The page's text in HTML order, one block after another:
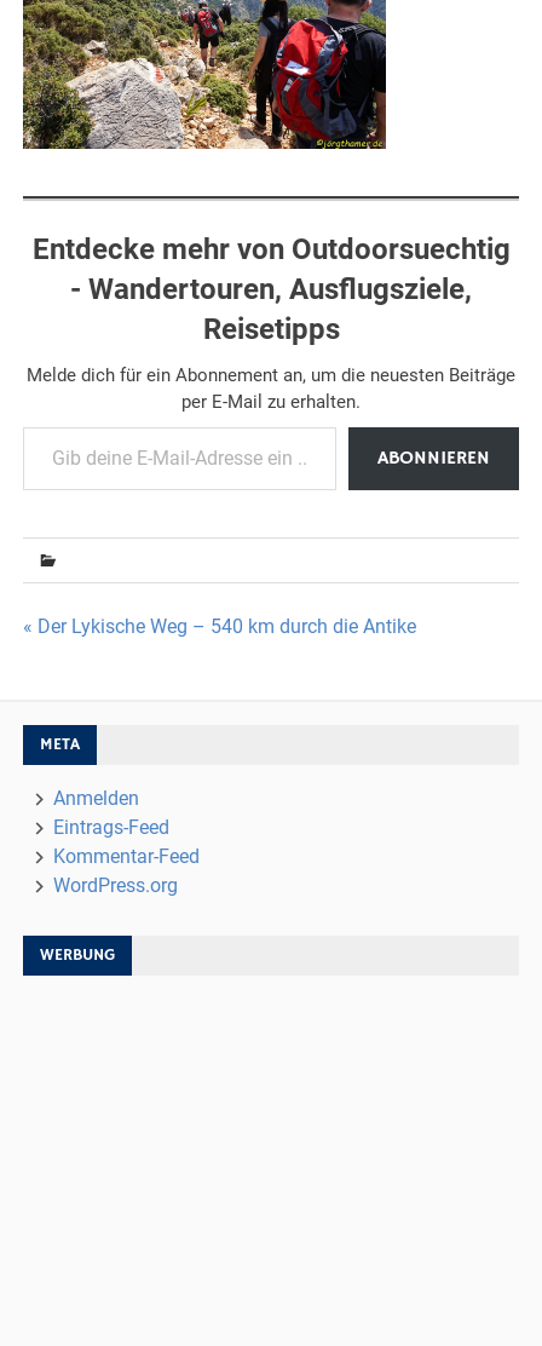
Entdecke mehr von Outdoorsuechtig
- Wandertouren, Ausflugsziele,
Reisetipps
Melde dich für ein Abonnement an, um die neuesten Beiträge
per E-Mail zu erhalten.
Gib deine E-Mail-Adresse ein ...
ABONNIEREN
Beitragsnavigation
« Der Lykische Weg – 540 km durch die Antike
META
Anmelden
Eintrags-Feed
Kommentar-Feed
WordPress.org
WERBUNG